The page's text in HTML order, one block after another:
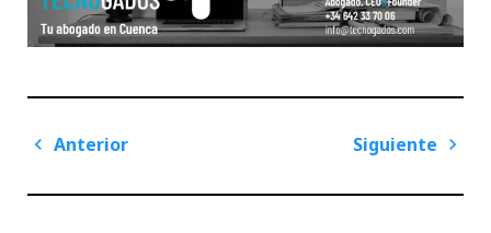
Navegación
entradas
Anterior
Siguiente